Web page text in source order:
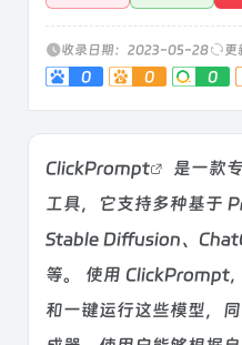
收录日期：2023-05-28
0 0 0
ClickPrompt
是一款
工具，它支持多种基于
Stable Diffusion、
等。 使用 ClickPrompt
和一键运行这些模型，